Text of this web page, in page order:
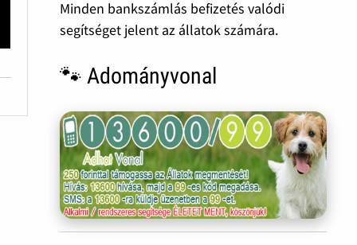
Minden bankszámlás befizetés valódi
segítséget jelent az állatok számára.
🐾 Adományvonal